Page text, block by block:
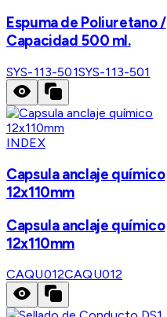
Espuma de Poliuretano /
Capacidad 500 ml.
SYS-113-501SYS-113-501
INDEX
Capsula anclaje químico
12x110mm
Capsula anclaje químico
12x110mm
CAQU012CAQU012